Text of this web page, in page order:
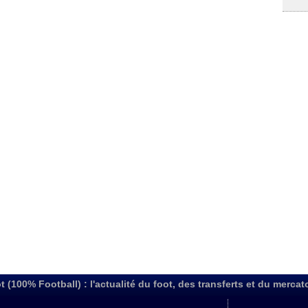
(100% Football) : l'actualité du foot, des transferts et du